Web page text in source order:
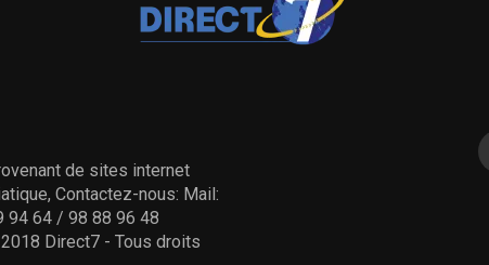
de sites internet
Contactez-nous: Mail:
94 64 / 98 88 96 48
Direct7 - Tous droits